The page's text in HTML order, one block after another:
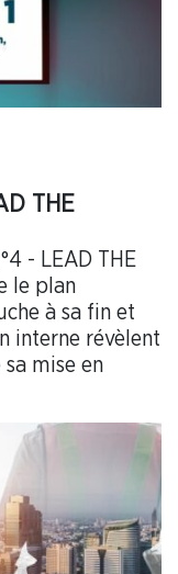
THE
- LEAD THE
le plan
à sa fin et
interne révèlent
mise en